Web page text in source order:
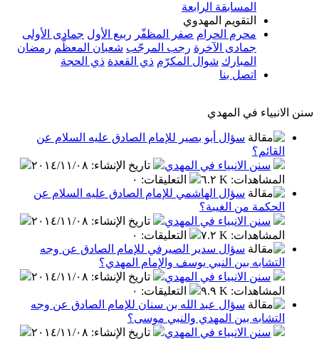
المسابقة الرابعة
التقويم المهدوي
محرم الحرام صفر المظفّر ربيع الأول جمادى الأولى
جمادى الآخرة رجب المرجّب شعبان المعظّم رمضان
المبارك شوال المكرّم ذي القعدة ذي الحجة
اتصل بنا
سنن الانبياء في المهدي
سؤال أبو بصير للإمام الصادق عليه السلام عن
القائم؟
سنن الانبياء في المهدي
تاريخ الإنشاء: ٢٠١٤/١١/٠٨
المشاهدات: ٦.٢ K التعليقات: ٠
سؤال الهاشمي للإمام الصادق عليه السلام عن
الحكمة من الغيبة؟
سنن الانبياء في المهدي
تاريخ الإنشاء: ٢٠١٤/١١/٠٨
المشاهدات: ٧.٢ K التعليقات: ٠
سؤال سدير الصيرفي للإمام الصادق عن وجه
التشابه بين النبي يوسف والإمام المهدي؟
سنن الانبياء في المهدي
تاريخ الإنشاء: ٢٠١٤/١١/٠٨
المشاهدات: ٩.٩ K التعليقات: ٠
سؤال عبد الله بن سنان للإمام الصادق عن وجه
التشابه بين المهدي والنبي موسى؟
سنن الانبياء في المهدي
تاريخ الإنشاء: ٢٠١٤/١١/٠٨